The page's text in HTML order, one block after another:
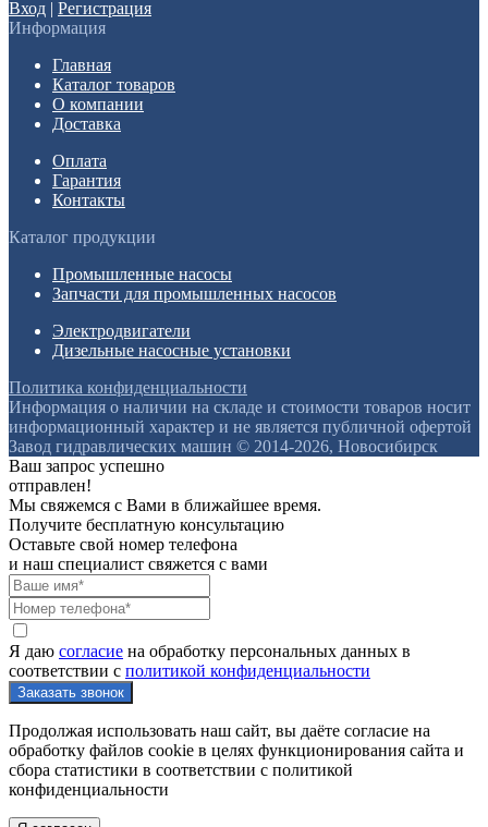
Вход | Регистрация
Информация
Главная
Каталог товаров
О компании
Доставка
Оплата
Гарантия
Контакты
Каталог продукции
Промышленные насосы
Запчасти для промышленных насосов
Электродвигатели
Дизельные насосные установки
Политика конфиденциальности
Информация о наличии на складе и стоимости товаров носит
информационный характер и не является публичной офертой
Завод гидравлических машин © 2014-2026, Новосибирск
Ваш запрос успешно
отправлен!
Мы свяжемся с Вами в ближайшее время.
Получите бесплатную консультацию
Оставьте свой номер телефона
и наш специалист свяжется с вами
Я даю согласие на обработку персональных данных в
соответствии с политикой конфиденциальности
Продолжая использовать наш сайт, вы даёте согласие на
обработку файлов cookie в целях функционирования сайта и
сбора статистики в соответствии с политикой
конфиденциальности